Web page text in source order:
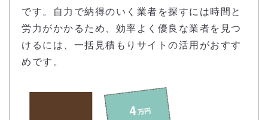
です。自力で納得のいく業者を探すには時間と
労力がかかるため、効率よく優良な業者を見つ
けるには、一括見積もりサイトの活用がおすす
めです。